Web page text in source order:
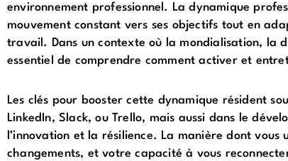
environnement professionnel. La dynamique
mouvement constant vers ses objectifs tout en
travail. Dans un contexte où la mondialisation, la
essentiel de comprendre comment activer et
Les clés pour booster cette dynamique résident
LinkedIn, Slack, ou Trello, mais aussi dans le
l’innovation et la résilience. La manière dont
changements, et votre capacité à vous